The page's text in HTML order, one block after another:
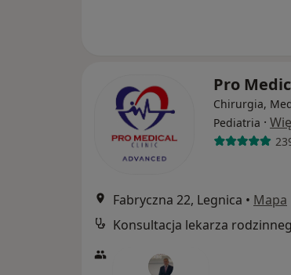
Pro
Chirurgia,
Pediatria ·
Fabryczna 22, Legnica • Mapa
Konsultacja lekarza